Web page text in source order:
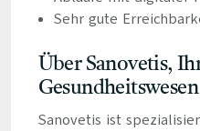
Sehr gute
Über Sanovetis,
Gesundheitswesen
Sanovetis ist